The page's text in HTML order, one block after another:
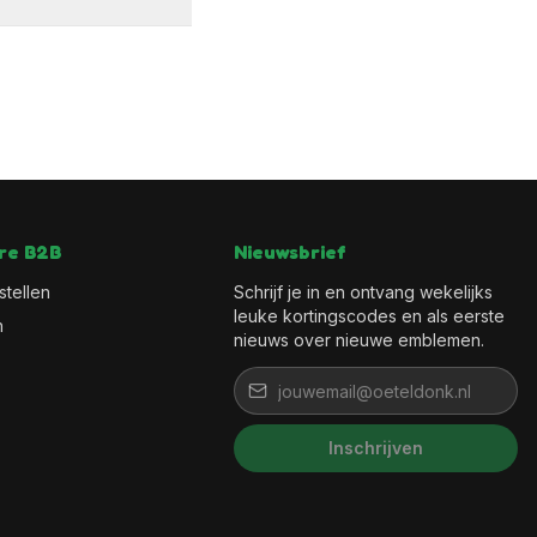
B2B Nieuwsbrief
Schrijf je in en ontvang wekelijks
leuke kortingscodes en als eerste
nieuws over nieuwe emblemen.
Inschrijven